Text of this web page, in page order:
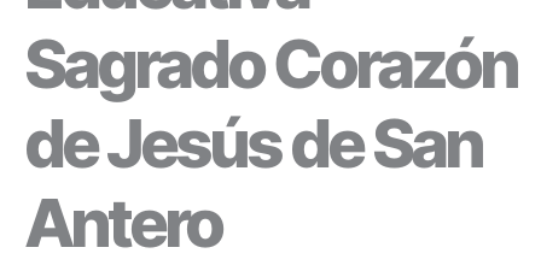
Sagrado Corazón
de Jesús de San
Antero